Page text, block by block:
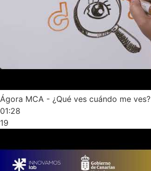
Ágora MCA - ¿Qué ves cuándo me ves?
01:28
19